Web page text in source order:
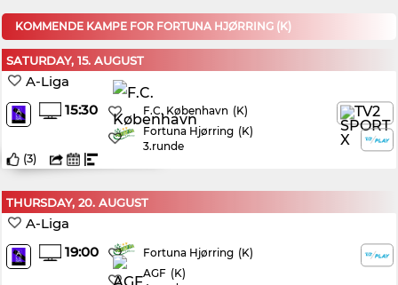
KOMMENDE KAMPE FOR FORTUNA HJØRRING (K)
SATURDAY, 15. AUGUST
A-Liga
15:30
F.C. København (K)
Fortuna Hjørring (K)
3.runde
(3)
THURSDAY, 20. AUGUST
A-Liga
19:00
Fortuna Hjørring (K)
AGF (K)